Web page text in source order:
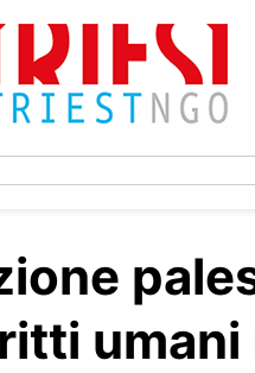
umani